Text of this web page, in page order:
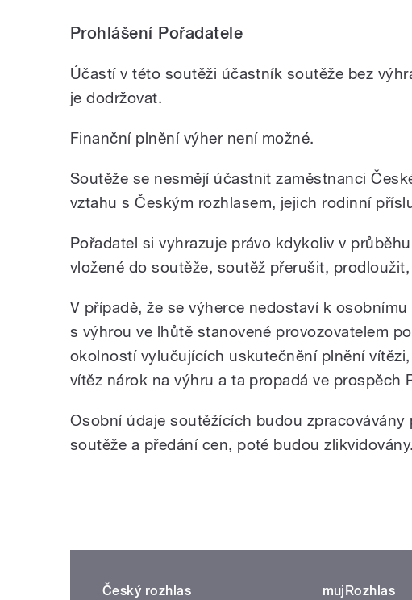
Prohlášení Pořadatele
Účastí v této soutěži účastník soutěže bez
je dodržovat.
Finanční plnění výher není možné.
Soutěže se nesmějí účastnit zaměstnanci
vztahu s Českým rozhlasem, jejich rodinní
Pořadatel si vyhrazuje právo kdykoliv v
vložené do soutěže, soutěž přerušit,
V případě, že se výherce nedostaví k
s výhrou ve lhůtě stanovené provozovatelem
okolností vylučujících uskutečnění plnění
vítěz nárok na výhru a ta propadá ve prospěch
Osobní údaje soutěžících budou
soutěže a předání cen, poté budou zlikvidovány.
Český rozhlas
mujRozhlas